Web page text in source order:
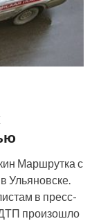
Маршрутка с
Ульяновске.
в пресс-
произошло